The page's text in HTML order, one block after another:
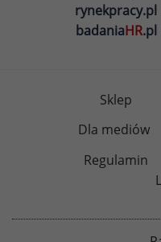
rynekpracy.pl
badaniaHR.pl
Sklep
Dla mediów
Regulamin